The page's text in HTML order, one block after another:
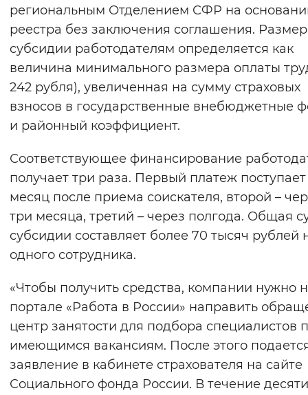
региональным Отделением СФР на
реестра без заключения соглашения. Размер
субсидии работодателям определяется как
величина минимального размера оплаты
242 рубля), увеличенная на сумму страховых
взносов в государственные внебюджетные
и районный коэффициент.
Соответствующее финансирование
получает три раза. Первый платеж
месяц после приема соискателя, второй –
три месяца, третий – через полгода. Общая
субсидии составляет более 70 тысяч рублей
одного сотрудника.
«Чтобы получить средства, компании нужно
портале «Работа в России» направить
центр занятости для подбора специалистов
имеющимся вакансиям. После этого
заявление в кабинете страхователя на сайте
Социального фонда России. В течение